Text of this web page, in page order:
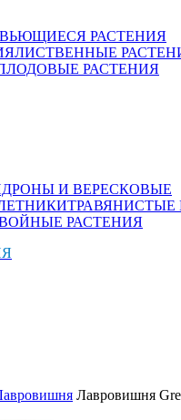
ВЬЮЩИЕСЯ РАСТЕНИЯ
ЛИСТВЕННЫЕ
РАСТЕНИЯ
И ВЕРЕСКОВЫЕ
РАСТЕНИЯ
Лавровишня